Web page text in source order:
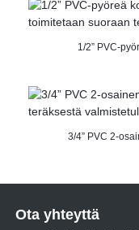
1/2” PVC-
3/4” PVC 2-
Ota yhteyttä